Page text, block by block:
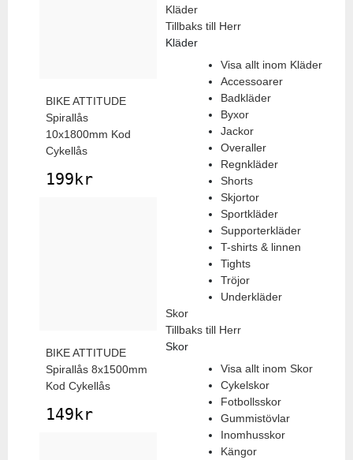
Kläder
Tillbaks till Herr
Kläder
Visa allt inom Kläder
Accessoarer
Badkläder
Byxor
Jackor
Overaller
Regnkläder
Shorts
Skjortor
Sportkläder
Supporterkläder
T-shirts & linnen
Tights
Tröjor
Underkläder
Skor
Tillbaks till Herr
Skor
Visa allt inom Skor
Cykelskor
Fotbollsskor
Gummistövlar
Inomhusskor
Kängor
BIKE ATTITUDE
Spirallås
10x1800mm Kod
Cykellås
199kr
BIKE ATTITUDE
Spirallås 8x1500mm
Kod Cykellås
149kr